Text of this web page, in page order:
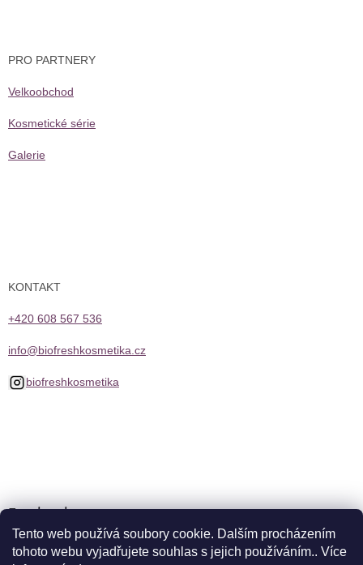
Tento web používá soubory cookie. Dalším procházením
tohoto webu vyjadřujete souhlas s jejich používáním.. Více
PRO PARTNERY
Velkoobchod
Kosmetické série
Galerie
KONTAKT
+420 608 567 536
info@biofreshkosmetika.cz
biofreshkosmetika
Facebook